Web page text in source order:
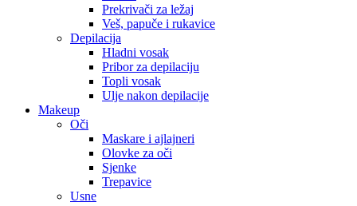
Prekrivači za ležaj
Veš, papuče i rukavice
Depilacija
Hladni vosak
Pribor za depilaciju
Topli vosak
Ulje nakon depilacije
Makeup
Oči
Maskare i ajlajneri
Olovke za oči
Sjenke
Trepavice
Usne